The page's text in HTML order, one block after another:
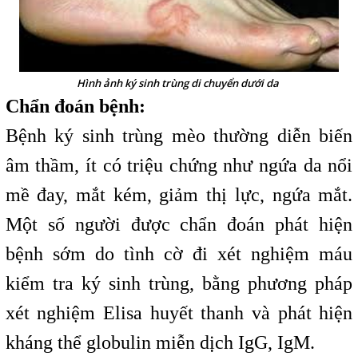
Hình ảnh ký sinh trùng di chuyển dưới da
Chẩn đoán bệnh:
Bệnh ký sinh trùng mèo thường diễn biến
âm thầm, ít có triệu chứng như ngứa da nổi
mề đay, mắt kém, giảm thị lực, ngứa mắt.
Một số người được chẩn đoán phát hiện
bệnh sớm do tình cờ đi xét nghiệm máu
kiểm tra ký sinh trùng, bằng phương pháp
xét nghiệm Elisa huyết thanh và phát hiện
kháng thể globulin miễn dịch IgG, IgM.